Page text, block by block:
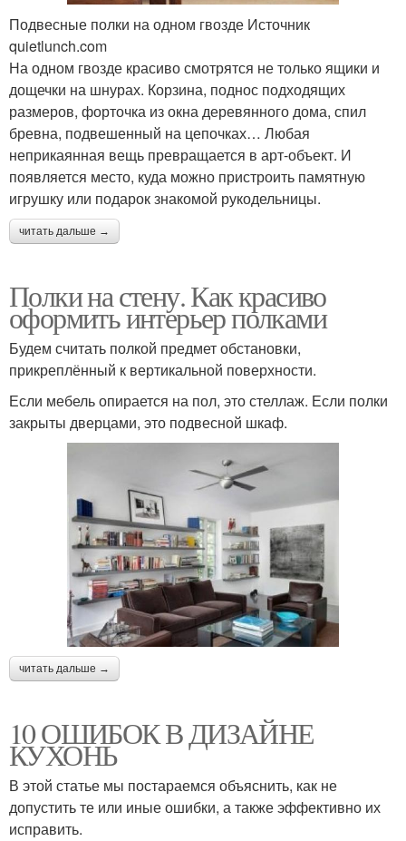
Подвесные полки на одном гвозде Источник
quietlunch.com
На одном гвозде красиво смотрятся не только ящики и
дощечки на шнурах. Корзина, поднос подходящих
размеров, форточка из окна деревянного дома, спил
бревна, подвешенный на цепочках… Любая
неприкаянная вещь превращается в арт-объект. И
появляется место, куда можно пристроить памятную
игрушку или подарок знакомой рукодельницы.
читать дальше →
Полки на стену. Как красиво
оформить интерьер полками
Будем считать полкой предмет обстановки,
прикреплённый к вертикальной поверхности.
Если мебель опирается на пол, это стеллаж. Если полки
закрыты дверцами, это подвесной шкаф.
читать дальше →
10 ОШИБОК В ДИЗАЙНЕ
КУХОНЬ
В этой статье мы постараемся объяснить, как не
допустить те или иные ошибки, а также эффективно их
исправить.